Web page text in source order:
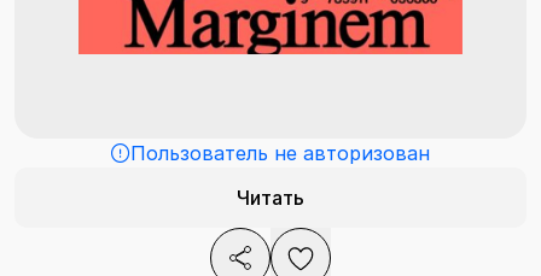
Пользователь не авторизован
Читать